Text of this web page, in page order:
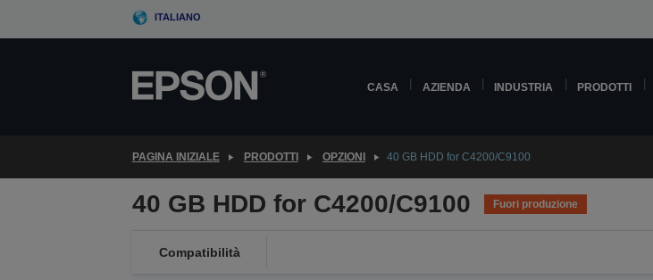
ITALIANO
CASA AZIENDA INDUSTRIA PRODOTTI
PAGINA INIZIALE PRODOTTI OPZIONI 40 GB HDD for C4200/C9100
40 GB HDD for C4200/C9100 Fuori produzione
Compatibilità